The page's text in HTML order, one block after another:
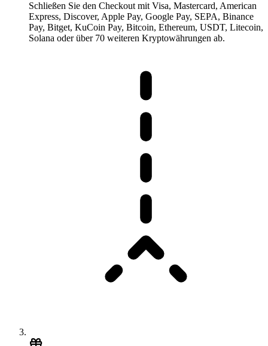
Schließen Sie den Checkout mit Visa, Mastercard, American
Express, Discover, Apple Pay, Google Pay, SEPA, Binance
Pay, Bitget, KuCoin Pay, Bitcoin, Ethereum, USDT, Litecoin,
Solana oder über 70 weiteren Kryptowährungen ab.